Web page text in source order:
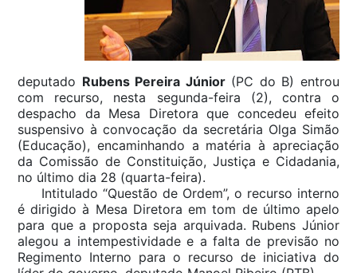
deputado Rubens Pereira Júnior(PC do B) entrou
com recurso, nesta segunda-feira (2), contra o
despacho da Mesa Diretora que concedeu efeito
suspensivo à convocação da secretária Olga Simão
(Educação), encaminhando a matéria à apreciação
da Comissão de Constituição, Justiça e Cidadania,
no último dia 28 (quarta-feira).
Intitulado “Questão de Ordem”, o recurso interno
é dirigido à Mesa Diretora em tom de último apelo
para que a proposta seja arquivada. Rubens Júnior
alegou a intempestividade e a falta de previsão no
Regimento Interno para o recurso de iniciativa do